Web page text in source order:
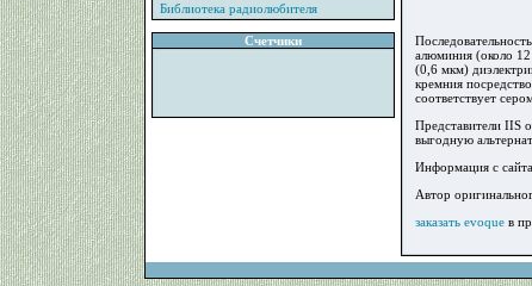
Библиотека радиолюбителя
Счетчики
алюминия (около
(0,6 мкм)
кремния
соответствует
Представители IIS
выгодную
Информация с
Автор
заказать evoque в